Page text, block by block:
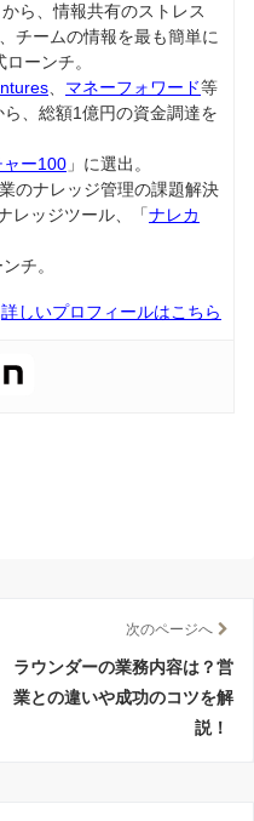
ら、情報共有のストレス
チームの情報を最も簡単に
ローンチ。
、 マネーフォワード等
、総額1億円の資金調達を
ー100 」に選出。
のナレッジ管理の課題解決
レッジツール、「ナレカ
チ。
詳しいプロフィールはこちら
次のページへ
ラウンダーの業務内容は？営
業との違いや成功のコツを解
説！